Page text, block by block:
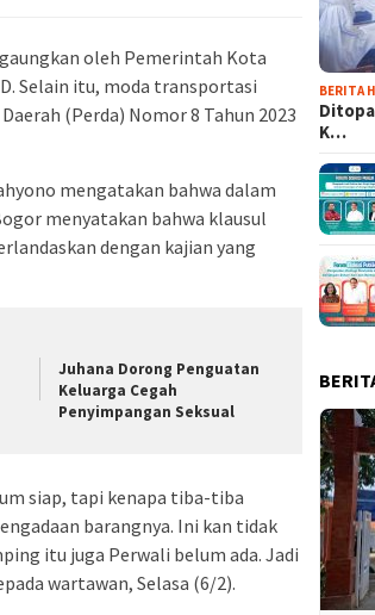
oleh Pemerintah Kota
Selain itu, moda transportasi
(Perda) Nomor 8 Tahun 2023
mengatakan bahwa dalam
menyatakan bahwa klausul
dengan kajian yang
Juhana Dorong Penguatan
Keluarga Cegah
Penyimpangan Seksual
siap, tapi kenapa tiba-tiba
barangnya. Ini kan tidak
itu juga Perwali belum ada. Jadi
wartawan, Selasa (6/2).
BERITA
K…